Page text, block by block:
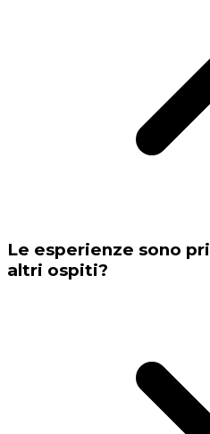
Le esperienze sono
altri ospiti?